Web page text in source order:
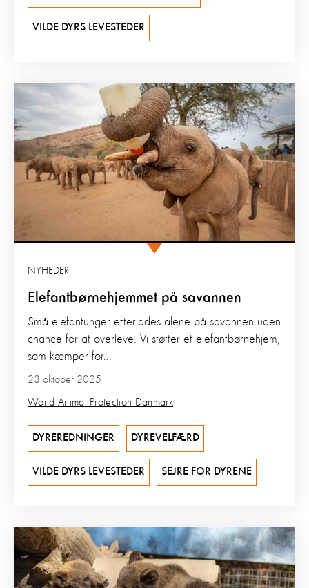
VILDE DYRS LEVESTEDER
Elefantbørnehjemmet på savannen
NYHEDER
23 oktober 2025
World Animal Protection Danmark
Små elefantunger efterlades alene på savannen uden
chance for at overleve. Vi støtter et elefantbørnehjem,
som kæmper for...
DYREREDNINGER DYREVELFÆRD
VILDE DYRS LEVESTEDER SEJRE FOR DYRENE